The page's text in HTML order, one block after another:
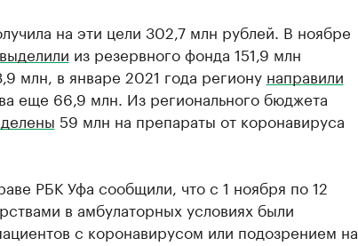
на эти цели 302,7 млн рублей. В ноябре
выделили из резервного фонда 151,9 млн
млн, в январе 2021 года региону направили
еще 66,9 млн. Из регионального бюджета
59 млн на препараты от коронавируса
РБК Уфа сообщили, что с 1 ноября по 12
в амбулаторных условиях были
с коронавирусом или подозрением на